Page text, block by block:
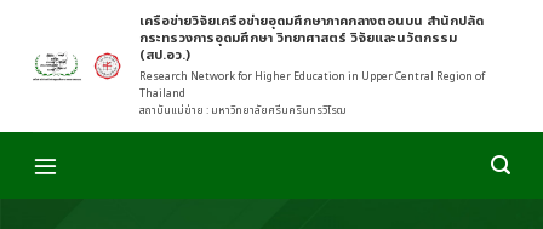
content
เครือข่ายวิจัยเครือข่ายอุดมศึกษาภาคกลางตอนบน สำนักปลัด
กระทรวงการอุดมศึกษา วิทยาศาสตร์ วิจัยและนวัตกรรม
(สป.อว.)
Research Network for Higher Education in Upper Central Region of
Thailand
สถาบันแม่ข่าย : มหาวิทยาลัยศรีนครินทรวิโรฒ